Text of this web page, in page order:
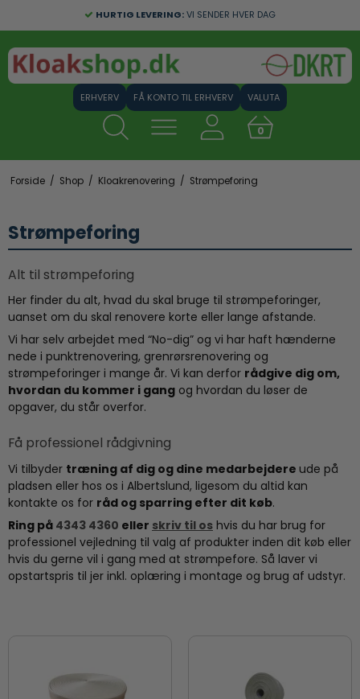
HURTIG LEVERING:VI SENDER HVER DAG
FÅ KONTO TIL ERHVERV VALUTA
0
Forside / Shop / Kloakrenovering / Strømpeforing
Strømpeforing
Alt til strømpeforing
Her finder du alt, hvad du skal bruge til strømpeforinger,
uanset om du skal renovere korte eller lange afstande.
Vi har selv arbejdet med “No-dig” og vi har haft hænderne
nede i punktrenovering, grenrørsrenovering og
strømpeforinger i mange år. Vi kan derfor rådgive dig om,
hvordan du kommer i gang og hvordan du løser de
opgaver, du står overfor.
Få professionel rådgivning
Vi tilbyder træning af dig og dine medarbejdere ude på
pladsen eller hos os i Albertslund, ligesom du altid kan
kontakte os for råd og sparring efter dit køb.
Ring på 4343 4360 eller skriv til os hvis du har brug for
professionel vejledning til valg af produkter inden dit køb eller
hvis du gerne vil i gang med at strømpefore. Så laver vi
opstartspris til jer inkl. oplæring i montage og brug af udstyr.